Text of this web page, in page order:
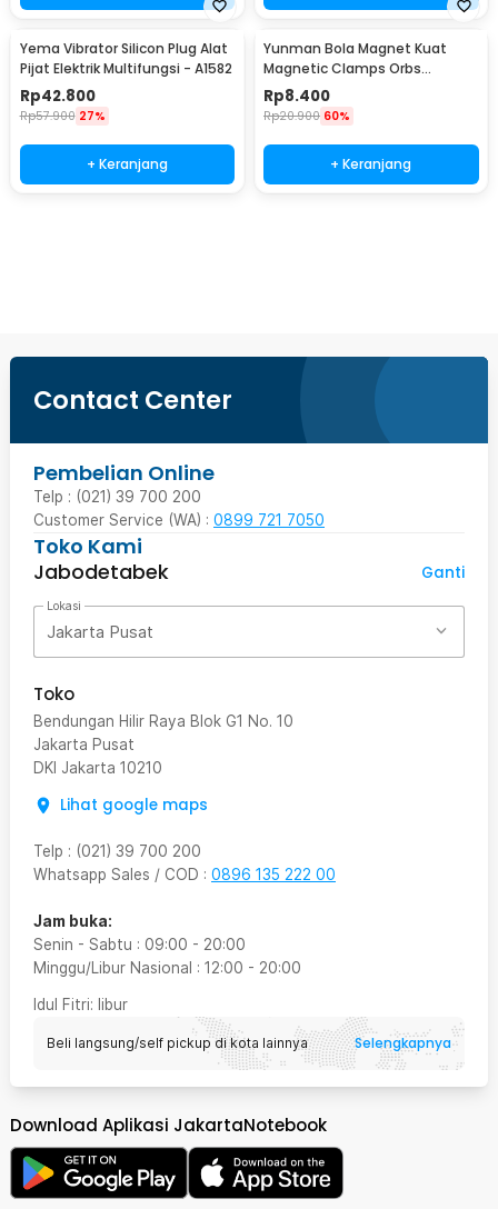
Yema Vibrator Silicon Plug Alat
Pijat Elektrik Multifungsi - A1582
Rp42.800
Rp57.900 27%
+ Keranjang
Yunman Bola Magnet Kuat
Magnetic Clamps Orbs
Multifungsi 1cm 2 PCS - BD05
Rp8.400
Rp20.900 60%
+ Keranjang
Contact Center
Pembelian Online
Telp : (021) 39 700 200
Customer Service (WA) : 0899 721 7050
Toko Kami
Jabodetabek
Ganti
Lokasi
Jakarta Pusat
Toko
Bendungan Hilir Raya Blok G1 No. 10
Jakarta Pusat
DKI Jakarta 10210
Lihat google maps
Telp : (021) 39 700 200
Whatsapp Sales / COD : 0896 135 222 00
Jam buka:
Senin - Sabtu : 09:00 - 20:00
Minggu/Libur Nasional : 12:00 - 20:00
Idul Fitri: libur
Beli langsung/self pickup di kota lainnya Selengkapnya
Download Aplikasi JakartaNotebook